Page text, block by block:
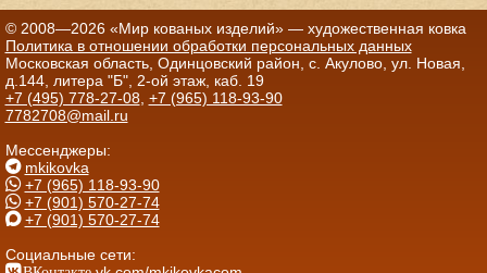
© 2008—2026 «Мир кованых изделий» — художественная ковка
Политика в отношении обработки персональных данных
Московская область, Одинцовский район, с. Акулово, ул. Новая,
д.144, литера "Б", 2-ой этаж, каб. 19
+7 (495) 778-27-08, +7 (965) 118-93-90
7782708@mail.ru
Мессенджеры:
mkikovka
+7 (965) 118-93-90
+7 (901) 570-27-74
+7 (901) 570-27-74
Социальные сети: